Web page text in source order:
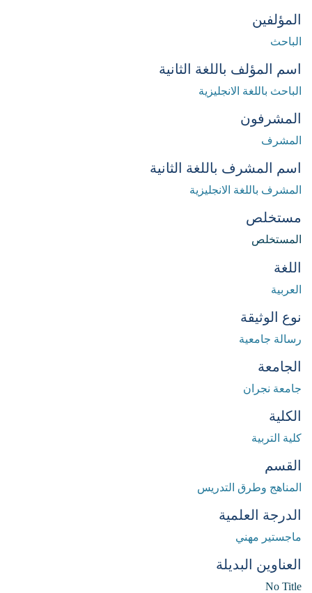
المؤلفين
الباحث
اسم المؤلف باللغة الثانية
الباحث باللغة الانجليزية
المشرفون
المشرف
اسم المشرف باللغة الثانية
المشرف باللغة الانجليزية
مستخلص
المستخلص
اللغة
العربية
نوع الوثيقة
رسالة جامعية
الجامعة
جامعة نجران
الكلية
كلية التربية
القسم
المناهج وطرق التدريس
الدرجة العلمية
ماجستير مهني
العناوين البديلة
No Title